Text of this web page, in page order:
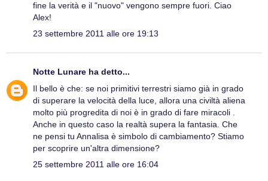
fine la verità e il "nuovo" vengono sempre fuori. Ciao
Alex!
23 settembre 2011 alle ore 19:13
Notte Lunare ha detto...
Il bello è che: se noi primitivi terrestri siamo già in grado
di superare la velocità della luce, allora una civiltà aliena
molto più progredita di noi è in grado di fare miracoli .
Anche in questo caso la realtà supera la fantasia. Che
ne pensi tu Annalisa è simbolo di cambiamento? Stiamo
per scoprire un'altra dimensione?
25 settembre 2011 alle ore 16:04